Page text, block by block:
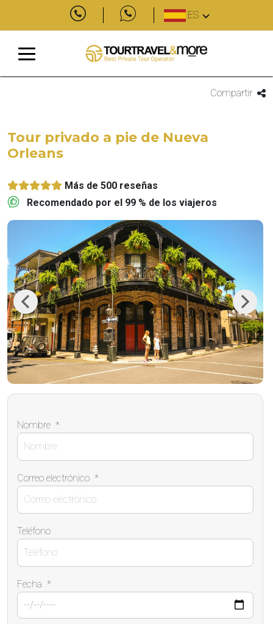
ES
Compartir
Tour privado a pie de Nueva
Orleans
Más de 500 reseñas
Recomendado por el 99 % de los viajeros
Previous Next
Nombre *
Correo electrónico *
Teléfono
Fecha *